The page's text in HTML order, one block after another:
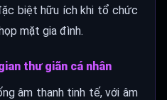
biệt hữu ích khi tổ chức
mặt gia đình.
thư giãn cá nhân
âm thanh tinh tế, với âm